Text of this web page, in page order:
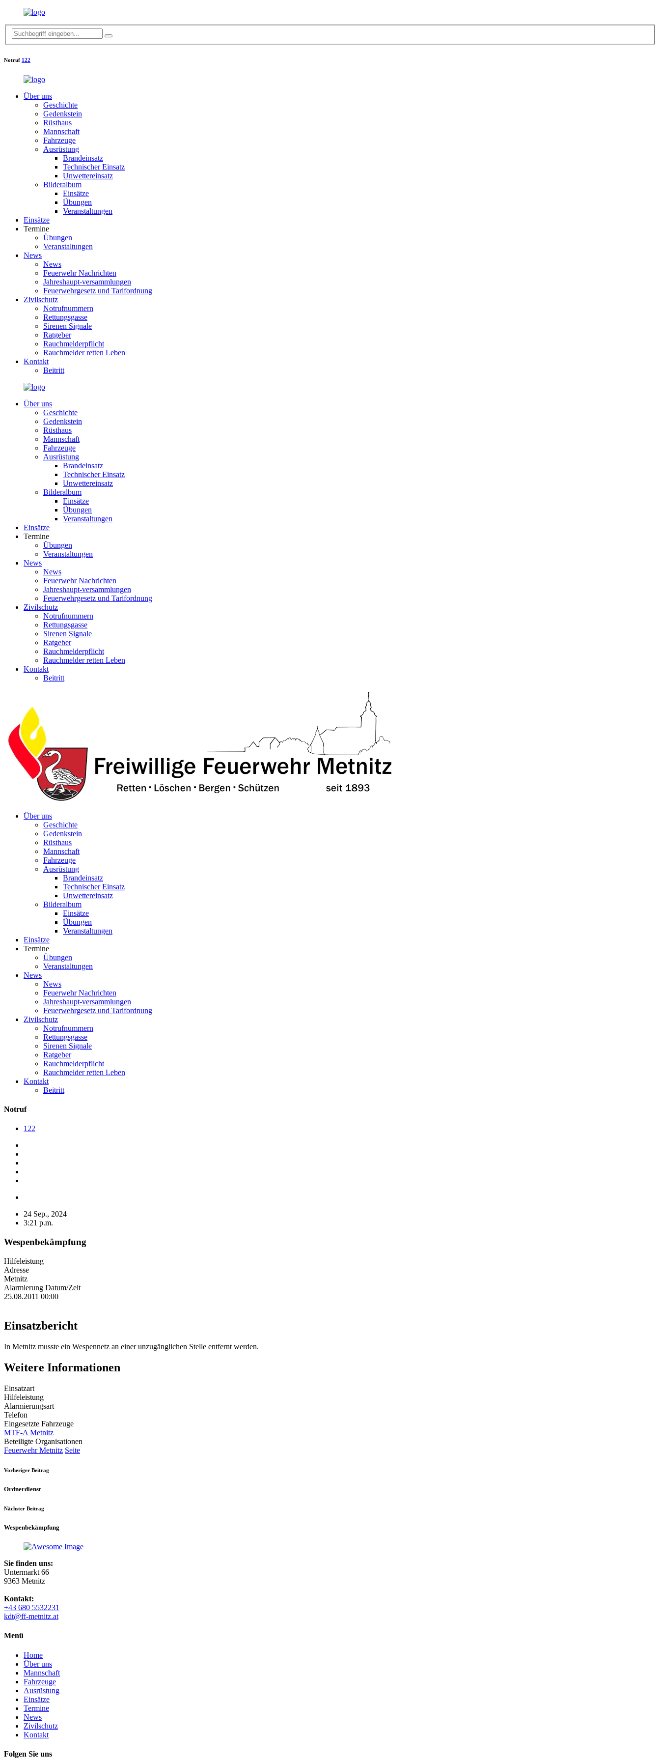
Notruf 122
Über uns
Geschichte
Gedenkstein
Rüsthaus
Mannschaft
Fahrzeuge
Ausrüstung
Brandeinsatz
Technischer Einsatz
Unwettereinsatz
Bilderalbum
Einsätze
Übungen
Veranstaltungen
Einsätze
Termine
Übungen
Veranstaltungen
News
News
Feuerwehr Nachrichten
Jahreshaupt-versammlungen
Feuerwehrgesetz und Tarifordnung
Zivilschutz
Notrufnummern
Rettungsgasse
Sirenen Signale
Ratgeber
Rauchmelderpflicht
Rauchmelder retten Leben
Kontakt
Beitritt
Über uns
Geschichte
Gedenkstein
Rüsthaus
Mannschaft
Fahrzeuge
Ausrüstung
Brandeinsatz
Technischer Einsatz
Unwettereinsatz
Bilderalbum
Einsätze
Übungen
Veranstaltungen
Einsätze
Termine
Übungen
Veranstaltungen
News
News
Feuerwehr Nachrichten
Jahreshaupt-versammlungen
Feuerwehrgesetz und Tarifordnung
Zivilschutz
Notrufnummern
Rettungsgasse
Sirenen Signale
Ratgeber
Rauchmelderpflicht
Rauchmelder retten Leben
Kontakt
Beitritt
Über uns
Geschichte
Gedenkstein
Rüsthaus
Mannschaft
Fahrzeuge
Ausrüstung
Brandeinsatz
Technischer Einsatz
Unwettereinsatz
Bilderalbum
Einsätze
Übungen
Veranstaltungen
Einsätze
Termine
Übungen
Veranstaltungen
News
News
Feuerwehr Nachrichten
Jahreshaupt-versammlungen
Feuerwehrgesetz und Tarifordnung
Zivilschutz
Notrufnummern
Rettungsgasse
Sirenen Signale
Ratgeber
Rauchmelderpflicht
Rauchmelder retten Leben
Kontakt
Beitritt
Notruf
122
24 Sep., 2024
3:21 p.m.
Wespenbekämpfung
Hilfeleistung
Adresse
Metnitz
Alarmierung Datum/Zeit
25.08.2011 00:00
Einsatzbericht
In Metnitz musste ein Wespennetz an einer unzugänglichen Stelle entfernt werden.
Weitere Informationen
Einsatzart
Hilfeleistung
Alarmierungsart
Telefon
Eingesetzte Fahrzeuge
MTF-A Metnitz
Beteiligte Organisationen
Feuerwehr Metnitz Seite
Vorheriger Beitrag
Ordnerdienst
Nächster Beitrag
Wespenbekämpfung
Sie finden uns:
Untermarkt 66
9363 Metnitz
Kontakt:
+43 680 5532231
kdt@ff-metnitz.at
Menü
Home
Über uns
Mannschaft
Fahrzeuge
Ausrüstung
Einsätze
Termine
News
Zivilschutz
Kontakt
Folgen Sie uns